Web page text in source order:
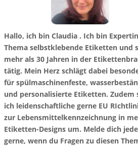
Hallo, ich bin Claudia . Ich bin
Thema selbstklebende Etiketten und
mehr als 30 Jahren in der
tätig. Mein Herz schlägt dabei
für spülmaschinenfeste,
und personalisierte Etiketten. Zudem
ich leidenschaftliche gerne EU
zur Lebensmittelkennzeichnung in
Etiketten-Designs um. Melde dich
gerne, wenn du Fragen zu diesen